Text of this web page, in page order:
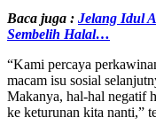
Baca juga : Jelang Idul
Sembelih Halal…
“Kami percaya
macam isu sosial
Makanya, hal-hal negatif
ke keturunan kita nanti,”